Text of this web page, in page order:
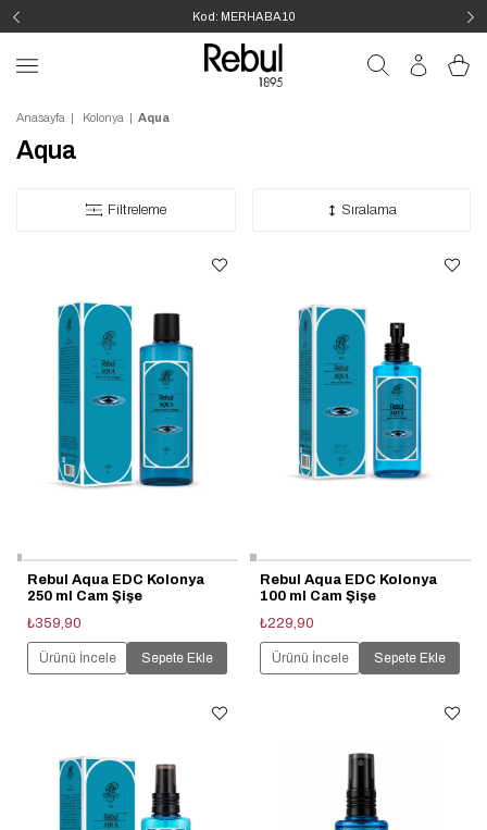
Kod: MERHABA10
Anasayfa Kolonya Aqua
Aqua
Filtreleme Sıralama
Rebul Aqua EDC Kolonya
250 ml Cam Şişe
₺359,90
Ürünü İncele Sepete Ekle
Rebul Aqua EDC Kolonya
100 ml Cam Şişe
₺229,90
Ürünü İncele Sepete Ekle